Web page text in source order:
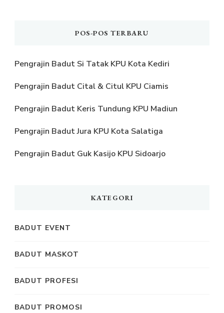
POS-POS TERBARU
Pengrajin Badut Si Tatak KPU Kota Kediri
Pengrajin Badut Cital & Citul KPU Ciamis
Pengrajin Badut Keris Tundung KPU Madiun
Pengrajin Badut Jura KPU Kota Salatiga
Pengrajin Badut Guk Kasijo KPU Sidoarjo
KATEGORI
BADUT EVENT
BADUT MASKOT
BADUT PROFESI
BADUT PROMOSI